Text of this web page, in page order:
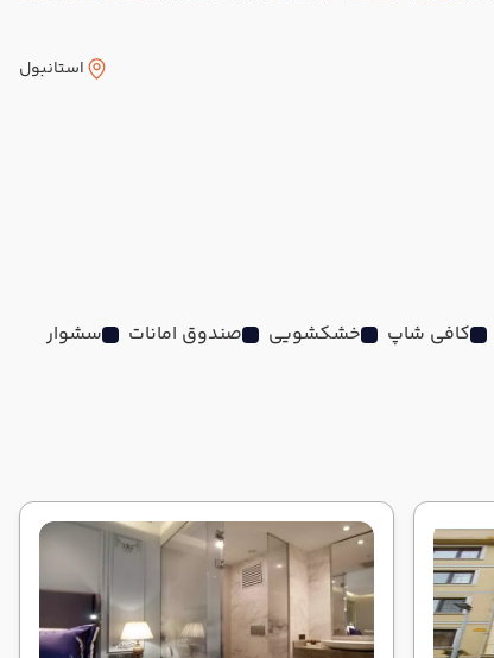
استانبول
کافی شاپ خشکشویی صندوق امانات
سشوار